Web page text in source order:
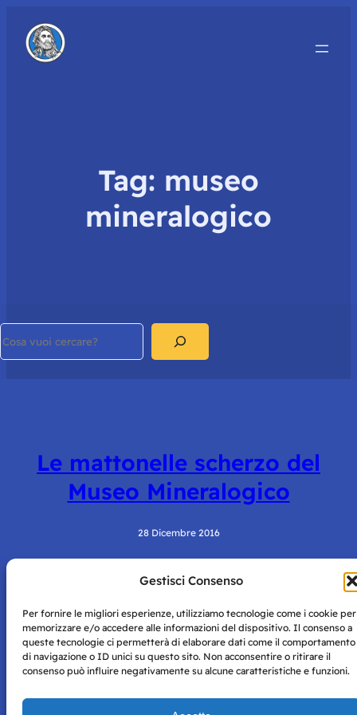
Gestisci Consenso
Per fornire le migliori esperienze, utilizziamo tecnologie come i cookie per
memorizzare e/o accedere alle informazioni del dispositivo. Il consenso a
queste tecnologie ci permetterà di elaborare dati come il comportamento
di navigazione o ID unici su questo sito. Non acconsentire o ritirare il
consenso può influire negativamente su alcune caratteristiche e funzioni.
Tag: museo
mineralogico
Le mattonelle scherzo del
Museo Mineralogico
28 Dicembre 2016
Napoli con autorizzazione numero 38 del 25/9/2019.
Tutte le immagini e i contenuti su questo sito sono forniti